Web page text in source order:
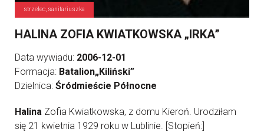
strzelec, sanitariuszka
HALINA ZOFIA KWIATKOWSKA „IRKA”
Data wywiadu: 2006-12-01
Formacja: Batalion„Kiliński”
Dzielnica: Śródmieście Północne
Halina Zofia Kwiatkowska, z domu Kieroń. Urodziłam
się 21 kwietnia 1929 roku w Lublinie. [Stopień:]